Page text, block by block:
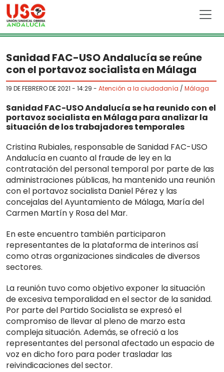
Skip to main content
Sanidad FAC-USO Andalucía se reúne
con el portavoz socialista en Málaga
19 DE FEBRERO DE 2021 - 14:29 - Atención a la ciudadanía / Málaga
Sanidad FAC-USO Andalucía se ha reunido con el
portavoz socialista en Málaga para analizar la
situación de los trabajadores temporales
Cristina Rubiales, responsable de Sanidad FAC-USO
Andalucía en cuanto al fraude de ley en la
contratación del personal temporal por parte de las
administraciones públicas, ha mantenido una reunión
con el portavoz socialista Daniel Pérez y las
concejalas del Ayuntamiento de Málaga, María del
Carmen Martín y Rosa del Mar.
En este encuentro también participaron
representantes de la plataforma de interinos así
como otras organizaciones sindicales de diversos
sectores.
La reunión tuvo como objetivo exponer la situación
de excesiva temporalidad en el sector de la sanidad.
Por parte del Partido Socialista se expresó el
compromiso de llevar al pleno de marzo esta
compleja situación. Además, se ofreció a los
representantes del personal afectado un espacio de
voz en dicho foro para poder trasladar las
reivindicaciones del sector.